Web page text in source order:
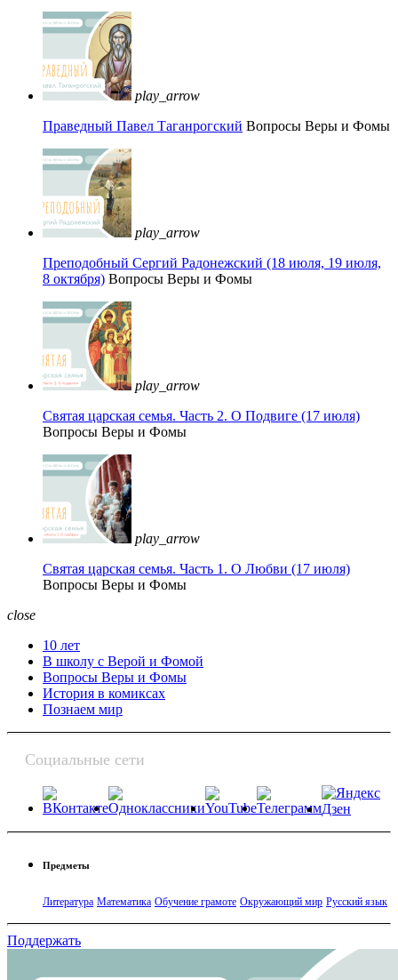
play_arrow
Праведный Павел Таганрогский Вопросы Веры и Фомы
play_arrow
Преподобный Сергий Радонежский (18 июля, 19 июля,
8 октября) Вопросы Веры и Фомы
play_arrow
Святая царская семья. Часть 2. О Подвиге (17 июля)
Вопросы Веры и Фомы
play_arrow
Святая царская семья. Часть 1. О Любви (17 июля)
Вопросы Веры и Фомы
close
10 лет
В школу с Верой и Фомой
Вопросы Веры и Фомы
История в комиксах
Познаем мир
Социальные сети
Предметы
Литература Математика Обучение грамоте Окружающий мир Русский язык
Поддержать